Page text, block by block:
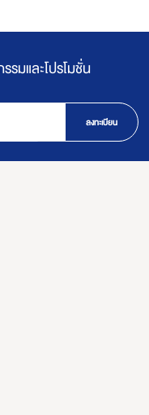
รมและโปรโมชั่น
ลงทะเบียน